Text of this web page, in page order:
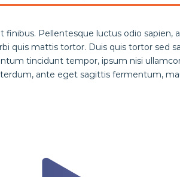
Pellentesque luctus odio sapien,
quis mattis tortor. Duis quis tortor sed
tincidunt tempor, ipsum nisi
ante eget sagittis fermentum,